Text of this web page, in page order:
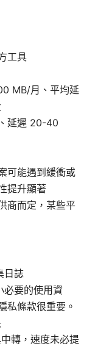
工具
MB/月、平均延
延遲 20-40
可能遇到緩衝或
提升顯著
商而定，某些平
日誌
必要的使用資
私條款很重要。
轉，速度未必提